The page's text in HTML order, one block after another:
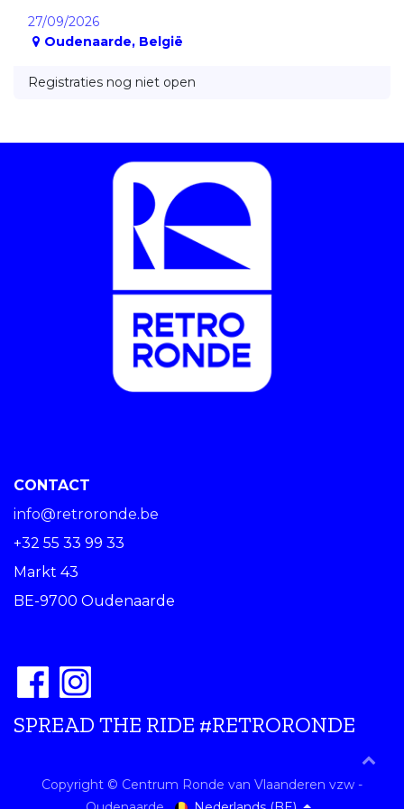
27/09/2026
Oudenaarde, België
Registraties nog niet open
CONTACT
info@retroronde.be
+32 55 33 99 33
Markt 43
BE-9700 Oudenaarde
SPREAD THE RIDE #RETRORONDE
Copyright © Centrum Ronde van Vlaanderen vzw -